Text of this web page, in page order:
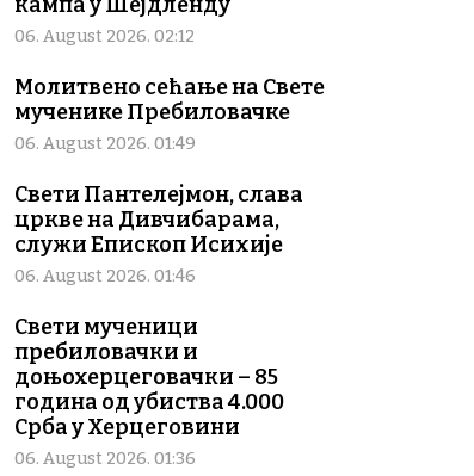
06. August 2026. 02:12
Молитвено сећање на Свете
мученике Пребиловачке
06. August 2026. 01:49
Свети Пантелејмон, слава
цркве на Дивчибарама,
служи Епископ Исихије
06. August 2026. 01:46
Свети мученици
пребиловачки и
доњохерцеговачки – 85
година од убиства 4.000
Срба у Херцеговини
06. August 2026. 01:36